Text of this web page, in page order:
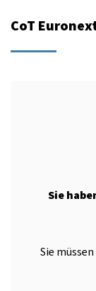
CoT
Sie
Sie